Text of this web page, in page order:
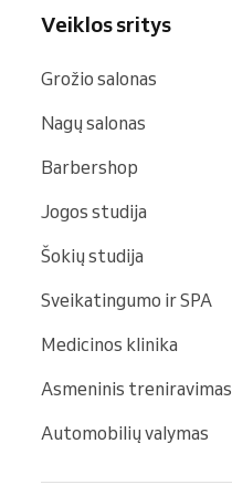
Veiklos sritys
Grožio salonas
Nagų salonas
Barbershop
Jogos studija
Šokių studija
Sveikatingumo ir SPA
Medicinos klinika
Asmeninis treniravimas
Automobilių valymas